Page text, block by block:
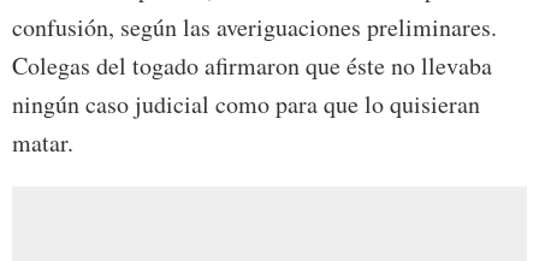
confusión, según las averiguaciones preliminares.
Colegas del togado afirmaron que éste no llevaba
ningún caso judicial como para que lo quisieran
matar.